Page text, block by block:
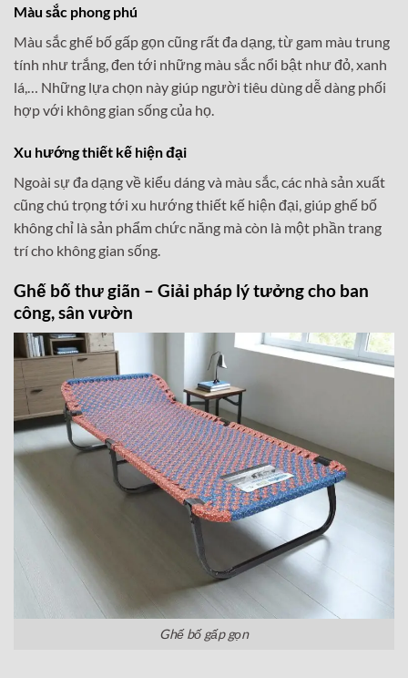
Màu sắc phong phú
Màu sắc ghế bố gấp gọn cũng rất đa dạng, từ gam màu trung
tính như trắng, đen tới những màu sắc nổi bật như đỏ, xanh
lá,… Những lựa chọn này giúp người tiêu dùng dễ dàng phối
hợp với không gian sống của họ.
Xu hướng thiết kế hiện đại
Ngoài sự đa dạng về kiểu dáng và màu sắc, các nhà sản xuất
cũng chú trọng tới xu hướng thiết kế hiện đại, giúp ghế bố
không chỉ là sản phẩm chức năng mà còn là một phần trang
trí cho không gian sống.
Ghế bố thư giãn – Giải pháp lý tưởng cho ban
công, sân vườn
Ghế bố gấp gọn